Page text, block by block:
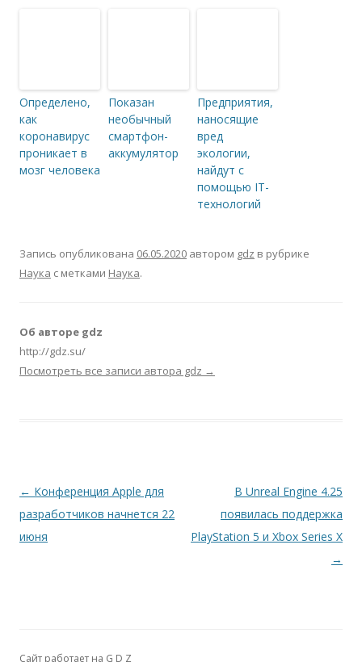
Определено,
как
коронавирус
проникает в
мозг человека
Показан
необычный
смартфон-
аккумулятор
Предприятия,
наносящие
вред
экологии,
найдут с
помощью IT-
технологий
Запись опубликована 06.05.2020 автором gdz в рубрике
Наука с метками Наука.
Об авторе gdz
http://gdz.su/
Посмотреть все записи автора gdz →
Навигация по записям
← Конференция Apple для
разработчиков начнется 22
июня
В Unreal Engine 4.25
появилась поддержка
PlayStation 5 и Xbox Series X
→
Сайт работает на G D Z